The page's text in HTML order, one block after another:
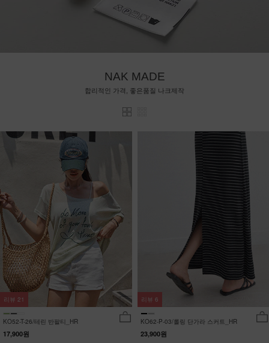
NAK MADE
합리적인 가격, 좋은품질 나크제작
KO52-T-26/테린 반팔티_HR
17,900원
리뷰 21
KO62-P-03/롤링 단가라 스커트_HR
23,900원
리뷰 6